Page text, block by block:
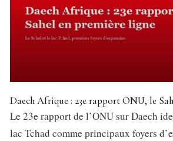
Daech Afrique : 23e rapport ONU, le
Le 23e rapport de l’ONU sur Daech
lac Tchad comme principaux foyers